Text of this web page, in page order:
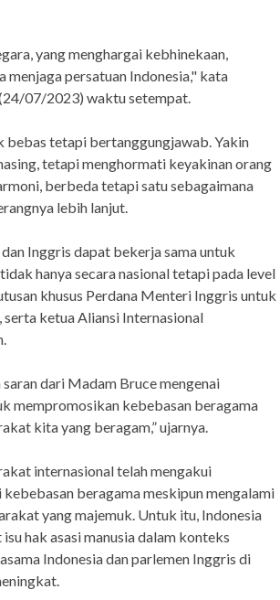
yang menghargai kebhinekaan,
menjaga persatuan Indonesia," kata
(24/07/2023) waktu setempat.
bebas tetapi bertanggungjawab. Yakin
tetapi menghormati keyakinan orang
berbeda tetapi satu sebagaimana
lebih lanjut.
Inggris dapat bekerja sama untuk
hanya secara nasional tetapi pada level
khusus Perdana Menteri Inggris untuk
serta ketua Aliansi Internasional
dari Madam Bruce mengenai
mempromosikan kebebasan beragama
kita yang beragam,” ujarnya.
internasional telah mengakui
beragama meskipun mengalami
yang majemuk. Untuk itu, Indonesia
hak asasi manusia dalam konteks
Indonesia dan parlemen Inggris di